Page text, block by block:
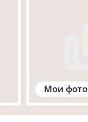
Мои фото